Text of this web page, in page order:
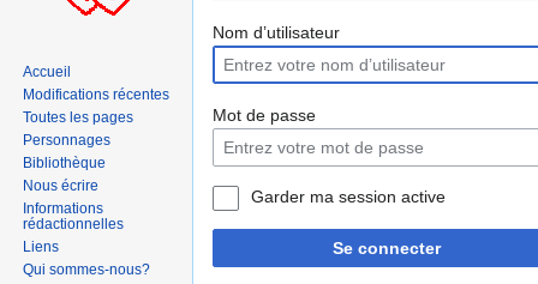
Aller
la
navigation
Aller
la
recherche
Nom d’utilisateur
Mot de passe
Garder ma session active
Se connecter
Accueil
Modifications récentes
Toutes les pages
Personnages
Bibliothèque
Nous écrire
Informations
rédactionnelles
Liens
Qui sommes-nous?